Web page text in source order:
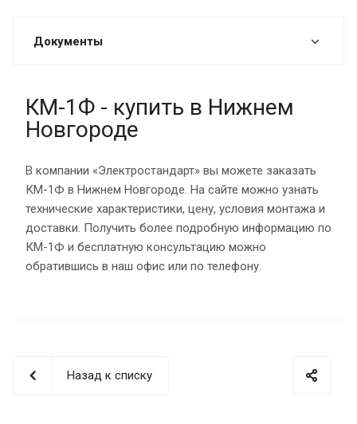
Документы
КМ-1Ф - купить в Нижнем
Новгороде
В компании «Электростандарт» вы можете заказать
КМ-1Ф в Нижнем Новгороде. На сайте можно узнать
технические характеристики, цену, условия монтажа и
доставки. Получить более подробную информацию по
КМ-1Ф и бесплатную консультацию можно
обратившись в наш офис или по телефону.
Назад к списку